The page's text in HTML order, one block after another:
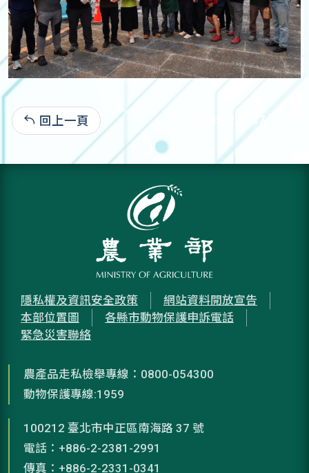
回上一頁 115-05-22:547
隱私權及資訊安全政策
網站資料開放宣告
本部位置圖
各縣市動物保護申訴電話
緊急災害聯絡
農產品走私檢舉專線：0800-054300
動物保護專線:1959
100212 臺北市中正區南海路 37 號
電話：+886-2-2381-2991
傳真：+886-2-2331-0341